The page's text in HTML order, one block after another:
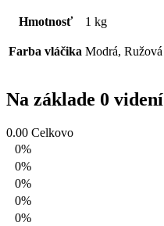
Hmotnosť 1 kg
Farba vláčika Modrá, Ružová
Na základe 0 videní
0.00 Celkovo
0%
0%
0%
0%
0%